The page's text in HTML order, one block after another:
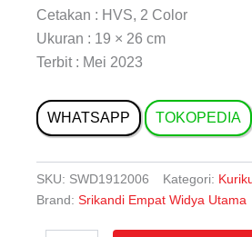
Cetakan : HVS, 2 Color
Ukuran : 19 × 26 cm
Terbit : Mei 2023
WHATSAPP TOKOPEDIA
SKU: SWD1912006 Kategori:
Brand: Srikandi Empat Widya Utama